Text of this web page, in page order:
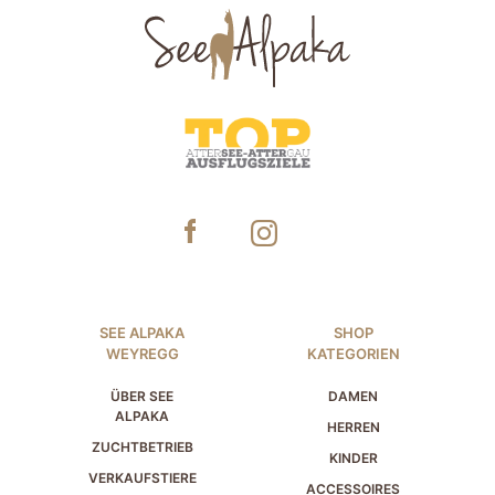
SEE ALPAKA
WEYREGG
ÜBER SEE
ALPAKA
ZUCHTBETRIEB
VERKAUFSTIERE
SHOP
KATEGORIEN
DAMEN
HERREN
KINDER
ACCESSOIRES